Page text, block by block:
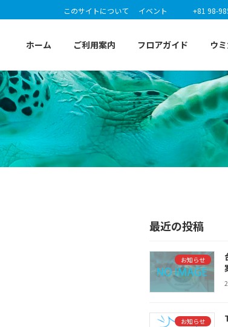
このサイトについて イベント +81 98-
ホーム ご利用案内 フロアガイド ウ
最近の投稿
お知らせ
お知らせ